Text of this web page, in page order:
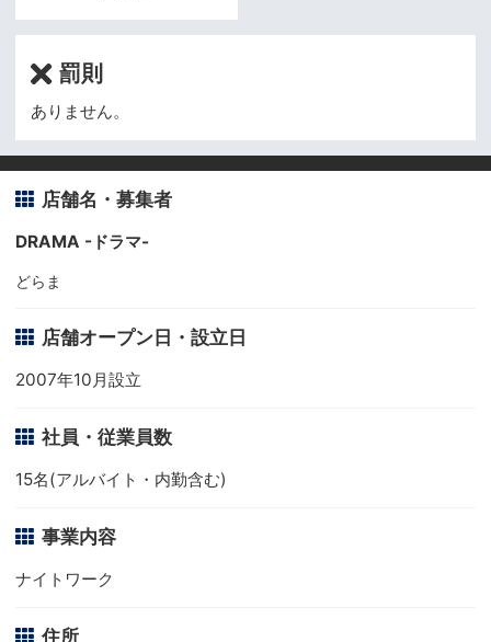
罰則
ありません。
店舗名・募集者
DRAMA -ドラマ-
どらま
店舗オープン日・設立日
2007年10月設立
社員・従業員数
15名(アルバイト・内勤含む)
事業内容
ナイトワーク
住所